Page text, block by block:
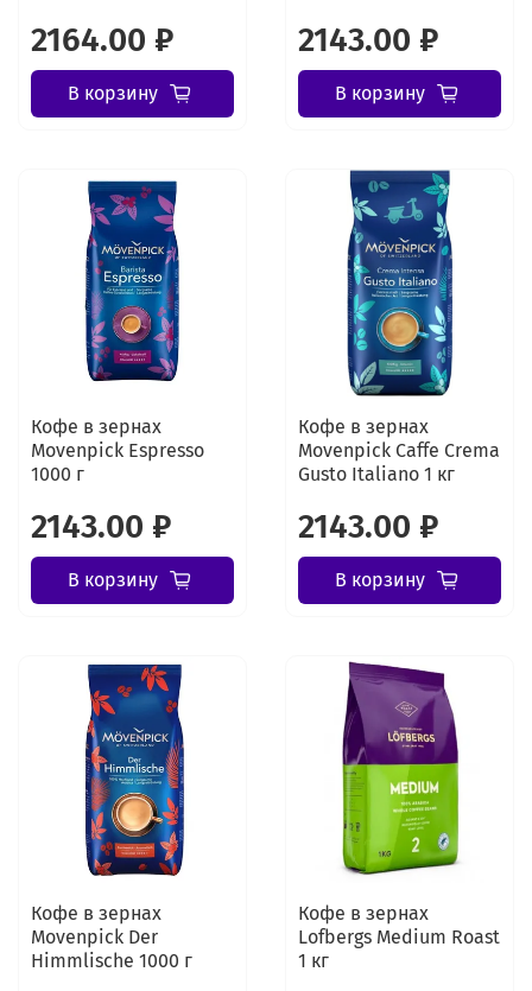
2164.00 ₽
В корзину
2143.00 ₽
В корзину
Кофе в зернах
Movenpick Espresso
1000 г
2143.00 ₽
В корзину
Кофе в зернах
Movenpick Caffe Crema
Gusto Italiano 1 кг
2143.00 ₽
В корзину
Кофе в зернах
Movenpick Der
Himmlische 1000 г
Кофе в зернах
Lofbergs Medium Roast
1 кг